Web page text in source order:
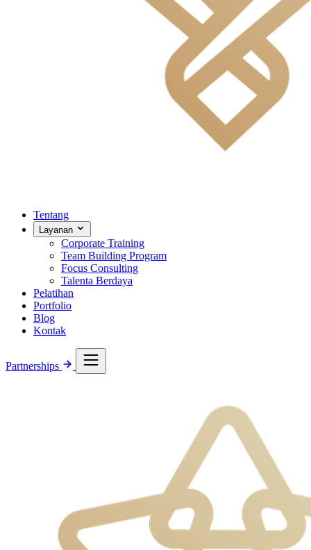
Tentang
Layanan
Corporate Training
Team Building Program
Focus Consulting
Talenta Berdaya
Pelatihan
Portfolio
Blog
Kontak
Partnerships